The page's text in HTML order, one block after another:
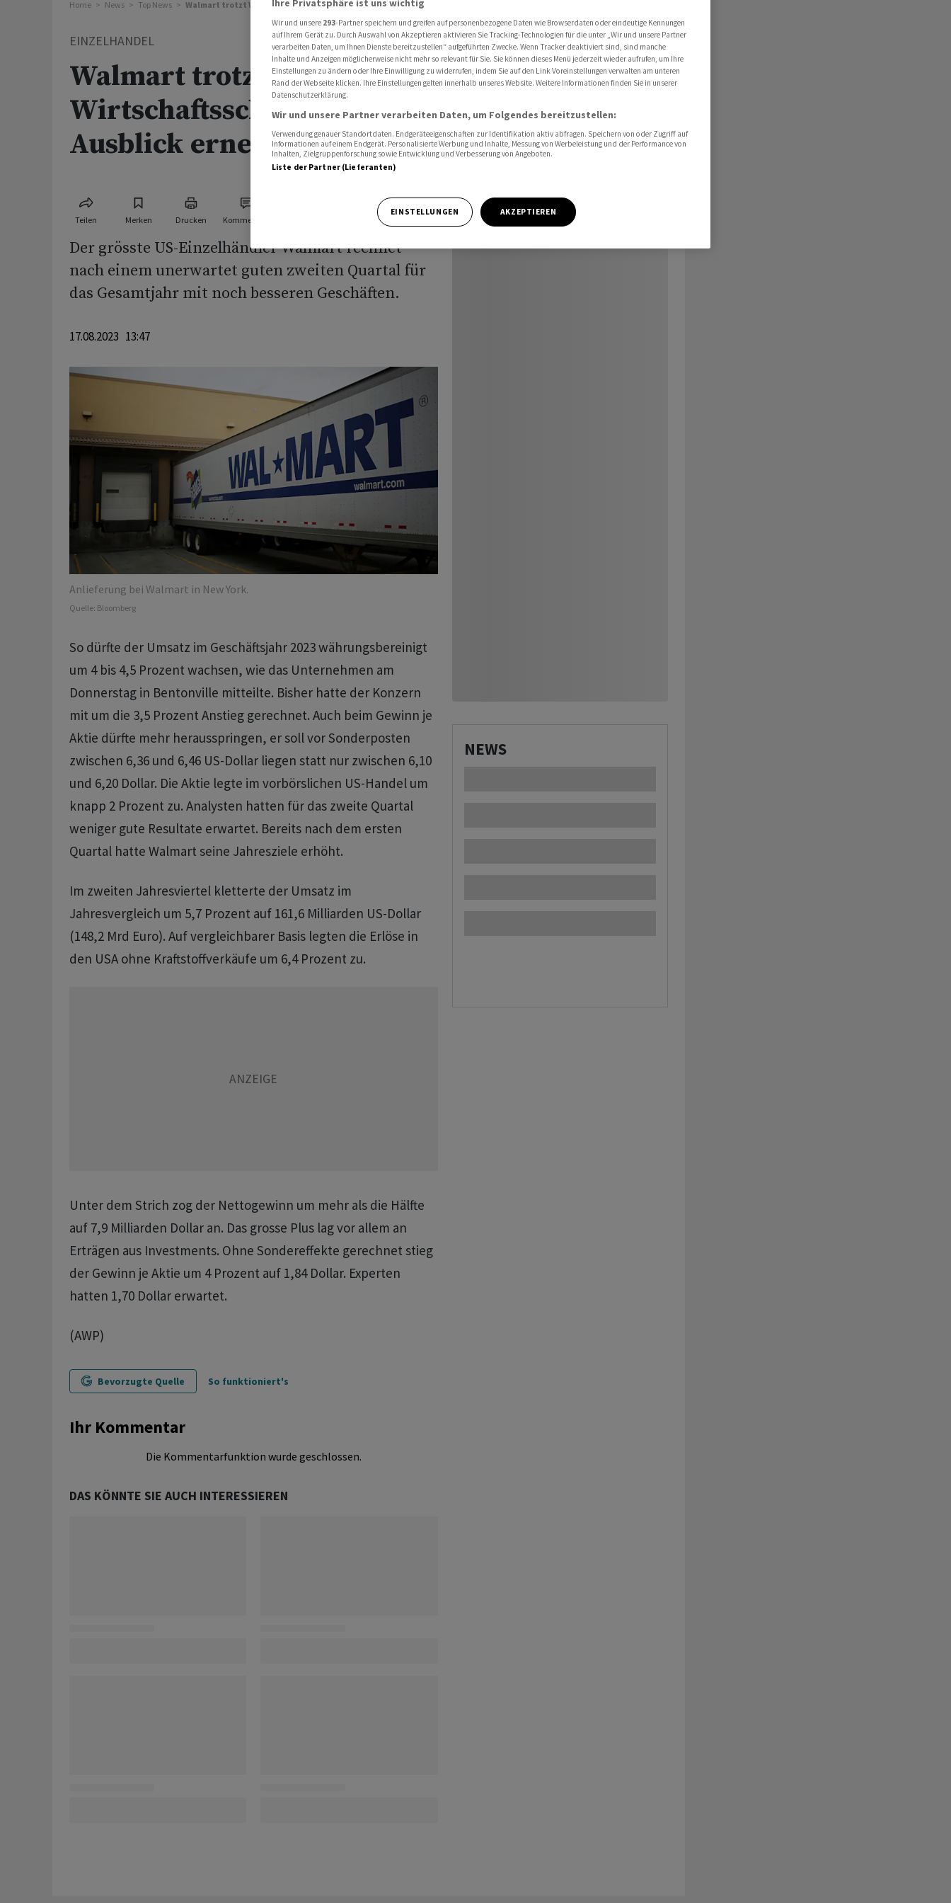
Home News Top News Walmart trotzt Wirtschaftsschwäche - Ausblick erneut erhöht
EINZELHANDEL
Walmart trotzt
Wirtschaftsschwäche -
Ausblick erneut erhöht
Teilen Merken Drucken Kommentare
Der grösste US-Einzelhändler Walmart rechnet
nach einem unerwartet guten zweiten Quartal für
das Gesamtjahr mit noch besseren Geschäften.
17.08.2023 13:47
Anlieferung bei Walmart in New York.
Quelle: Bloomberg
So dürfte der Umsatz im Geschäftsjahr 2023 währungsbereinigt
um 4 bis 4,5 Prozent wachsen, wie das Unternehmen am
Donnerstag in Bentonville mitteilte. Bisher hatte der Konzern
mit um die 3,5 Prozent Anstieg gerechnet. Auch beim Gewinn je
Aktie dürfte mehr herausspringen, er soll vor Sonderposten
zwischen 6,36 und 6,46 US-Dollar liegen statt nur zwischen 6,10
und 6,20 Dollar. Die Aktie legte im vorbörslichen US-Handel um
knapp 2 Prozent zu. Analysten hatten für das zweite Quartal
weniger gute Resultate erwartet. Bereits nach dem ersten
Quartal hatte Walmart seine Jahresziele erhöht.
Im zweiten Jahresviertel kletterte der Umsatz im
Jahresvergleich um 5,7 Prozent auf 161,6 Milliarden US-Dollar
(148,2 Mrd Euro). Auf vergleichbarer Basis legten die Erlöse in
den USA ohne Kraftstoffverkäufe um 6,4 Prozent zu.
Unter dem Strich zog der Nettogewinn um mehr als die Hälfte
auf 7,9 Milliarden Dollar an. Das grosse Plus lag vor allem an
Erträgen aus Investments. Ohne Sondereffekte gerechnet stieg
der Gewinn je Aktie um 4 Prozent auf 1,84 Dollar. Experten
hatten 1,70 Dollar erwartet.
(AWP)
Bevorzugte Quelle So funktioniert's
Ihr Kommentar
Die Kommentarfunktion wurde geschlossen.
DAS KÖNNTE SIE AUCH INTERESSIEREN
NEWS
Ihre Privatsphäre ist uns wichtig
Wir und unsere 293-Partner speichern und greifen auf personenbezogene Daten wie Browserdaten oder eindeutige Kennungen
auf Ihrem Gerät zu. Durch Auswahl von Akzeptieren aktivieren Sie Tracking-Technologien für die unter „Wir und unsere Partner
verarbeiten Daten, um Ihnen Dienste bereitzustellen“ aufgeführten Zwecke. Wenn Tracker deaktiviert sind, sind manche
Inhalte und Anzeigen möglicherweise nicht mehr so relevant für Sie. Sie können dieses Menü jederzeit wieder aufrufen, um Ihre
Einstellungen zu ändern oder Ihre Einwilligung zu widerrufen, indem Sie auf den Link Voreinstellungen verwalten am unteren
Rand der Webseite klicken. Ihre Einstellungen gelten innerhalb unseres Website. Weitere Informationen finden Sie in unserer
Datenschutzerklärung.
Wir und unsere Partner verarbeiten Daten, um Folgendes bereitzustellen:
Verwendung genauer Standortdaten. Endgeräteeigenschaften zur Identifikation aktiv abfragen. Speichern von oder Zugriff auf
Informationen auf einem Endgerät. Personalisierte Werbung und Inhalte, Messung von Werbeleistung und der Performance von
Inhalten, Zielgruppenforschung sowie Entwicklung und Verbesserung von Angeboten.
Liste der Partner (Lieferanten)
EINSTELLUNGEN AKZEPTIEREN